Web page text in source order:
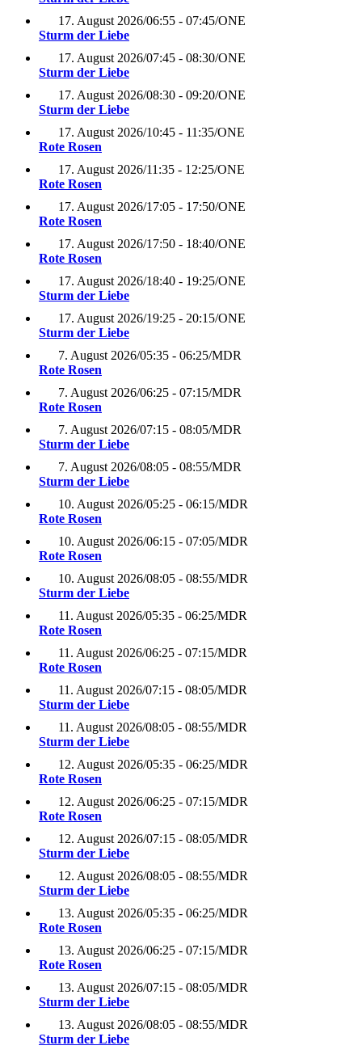
17. August 2026/06:55 - 07:45/ONE
Sturm der Liebe
17. August 2026/07:45 - 08:30/ONE
Sturm der Liebe
17. August 2026/08:30 - 09:20/ONE
Sturm der Liebe
17. August 2026/10:45 - 11:35/ONE
Rote Rosen
17. August 2026/11:35 - 12:25/ONE
Rote Rosen
17. August 2026/17:05 - 17:50/ONE
Rote Rosen
17. August 2026/17:50 - 18:40/ONE
Rote Rosen
17. August 2026/18:40 - 19:25/ONE
Sturm der Liebe
17. August 2026/19:25 - 20:15/ONE
Sturm der Liebe
7. August 2026/05:35 - 06:25/MDR
Rote Rosen
7. August 2026/06:25 - 07:15/MDR
Rote Rosen
7. August 2026/07:15 - 08:05/MDR
Sturm der Liebe
7. August 2026/08:05 - 08:55/MDR
Sturm der Liebe
10. August 2026/05:25 - 06:15/MDR
Rote Rosen
10. August 2026/06:15 - 07:05/MDR
Rote Rosen
10. August 2026/08:05 - 08:55/MDR
Sturm der Liebe
11. August 2026/05:35 - 06:25/MDR
Rote Rosen
11. August 2026/06:25 - 07:15/MDR
Rote Rosen
11. August 2026/07:15 - 08:05/MDR
Sturm der Liebe
11. August 2026/08:05 - 08:55/MDR
Sturm der Liebe
12. August 2026/05:35 - 06:25/MDR
Rote Rosen
12. August 2026/06:25 - 07:15/MDR
Rote Rosen
12. August 2026/07:15 - 08:05/MDR
Sturm der Liebe
12. August 2026/08:05 - 08:55/MDR
Sturm der Liebe
13. August 2026/05:35 - 06:25/MDR
Rote Rosen
13. August 2026/06:25 - 07:15/MDR
Rote Rosen
13. August 2026/07:15 - 08:05/MDR
Sturm der Liebe
13. August 2026/08:05 - 08:55/MDR
Sturm der Liebe